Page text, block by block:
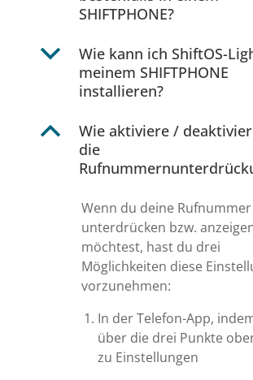
SHIFTPHONE?
b
Wie kann ich ShiftOS-
meinem SHIFTPHONE
installieren?
B
Wie aktiviere /
die
Wenn du deine Rufnummer
unterdrücken bzw.
möchtest, hast du drei
Möglichkeiten diese
vorzunehmen:
In der Telefon-App,
über die drei Punkte
zu Einstellungen